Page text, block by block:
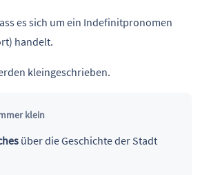
es sich um ein Indefinitpronomen
handelt.
kleingeschrieben.
klein
über die Geschichte der Stadt